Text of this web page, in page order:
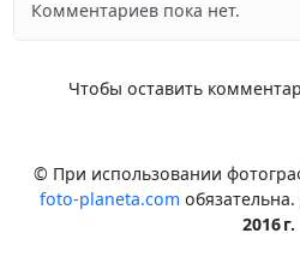
Комментариев пока нет.
Чтобы оставить
© При использовании
foto-planeta.com
2016 г.